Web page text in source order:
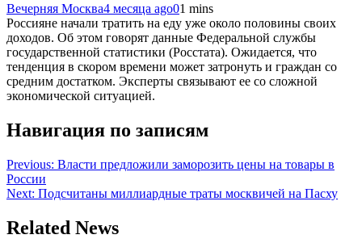
Вечерняя Москва4 месяца ago01 mins
Россияне начали тратить на еду уже около половины своих
доходов. Об этом говорят данные Федеральной службы
государственной статистики (Росстата). Ожидается, что
тенденция в скором времени может затронуть и граждан со
средним достатком. Эксперты связывают ее со сложной
экономической ситуацией.
Навигация по записям
Previous: Власти предложили заморозить цены на товары в
России
Next: Подсчитаны миллиардные траты москвичей на Пасху
Related News